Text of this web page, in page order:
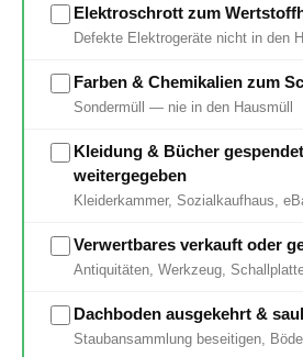
Elektroschrott zum
Defekte Elektrogeräte nicht in den
Farben & Chemikalien zum
Sondermüll — nie in den Hausmüll
Kleidung & Bücher
weitergegeben
Kleiderkammer, Sozialkaufhaus,
Verwertbares verkauft oder
Antiquitäten, Werkzeug,
Dachboden ausgekehrt &
Staubansammlung beseitigen,